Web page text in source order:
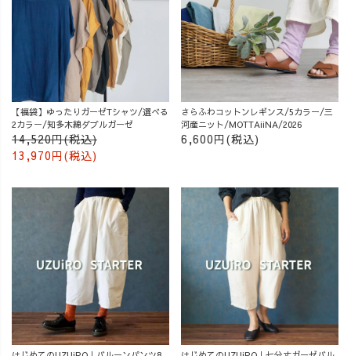
【福袋】ゆったりガーゼTシャツ/選べる
2カラー/知多木綿ダブルガーゼ
14,520円(税込)
13,970円(税込)
さらふわコットンレギンス/5カラー/三
河産ニット/MOTTAiiNA/2026
6,600円(税込)